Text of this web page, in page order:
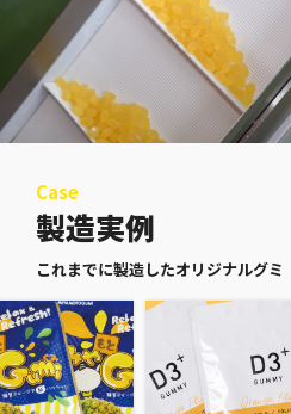
製造実例
Case
これまでに製造したオリジナルグミ